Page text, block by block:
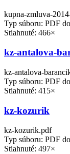
kupna-zmluva-
Typ súboru: PDF
Stiahnuté: 466×
kz-antalova-
kz-antalova-
Typ súboru: PDF
Stiahnuté: 415×
kz-kozurik
kz-kozurik.pdf
Typ súboru: PDF
Stiahnuté: 497×